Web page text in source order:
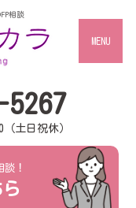
相談
MENU
土日祝休）
！